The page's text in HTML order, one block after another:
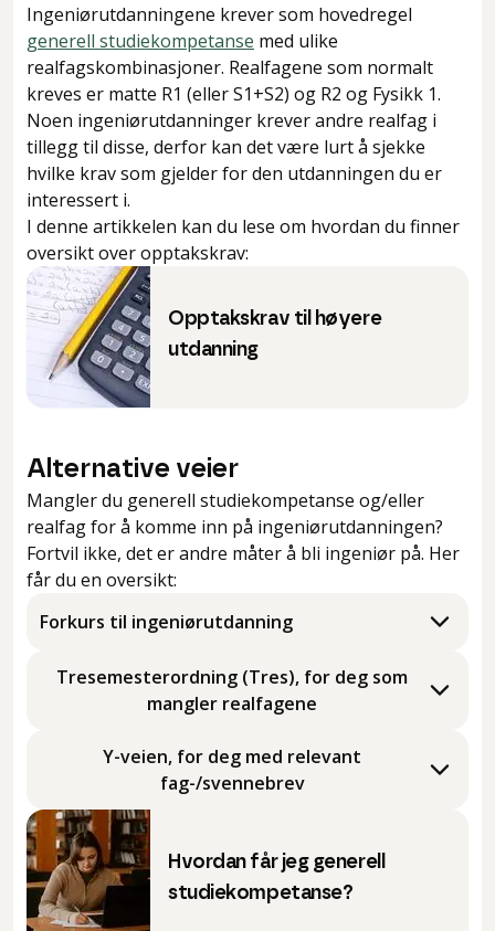
Ingeniørutdanningene krever som hovedregel
generell studiekompetanse med ulike
realfagskombinasjoner. Realfagene som normalt
kreves er matte R1 (eller S1+S2) og R2 og Fysikk 1.
Noen ingeniørutdanninger krever andre realfag i
tillegg til disse, derfor kan det være lurt å sjekke
hvilke krav som gjelder for den utdanningen du er
interessert i.
I denne artikkelen kan du lese om hvordan du finner
oversikt over opptakskrav:
Opptakskrav til høyere
utdanning
Alternative veier
Mangler du generell studiekompetanse og/eller
realfag for å komme inn på ingeniørutdanningen?
Fortvil ikke, det er andre måter å bli ingeniør på. Her
får du en oversikt:
Forkurs til ingeniørutdanning
Tresemesterordning (Tres), for deg som
mangler realfagene
Y-veien, for deg med relevant
fag-/svennebrev
Hvordan får jeg generell
studiekompetanse?